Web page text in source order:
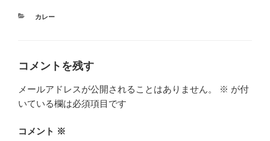
カ
カレー
コメントを残す
メールアドレスが公開されることはありません。 ※ が付
いている欄は必須項目です
コメント ※